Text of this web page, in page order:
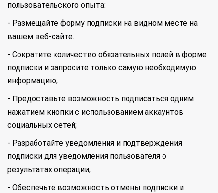
пользовательского опыта:
- Размещайте форму подписки на видном месте на
вашем веб-сайте;
- Сократите количество обязательных полей в форме
подписки и запросите только самую необходимую
информацию;
- Предоставьте возможность подписаться одним
нажатием кнопки с использованием аккаунтов
социальных сетей;
- Разработайте уведомления и подтверждения
подписки для уведомления пользователя о
результатах операции;
- Обеспечьте возможность отмены подписки и